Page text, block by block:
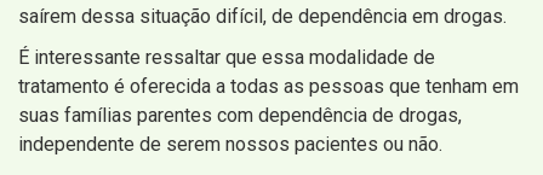
saírem dessa situação difícil, de dependência em drogas.
É interessante ressaltar que essa modalidade de
tratamento é oferecida a todas as pessoas que tenham em
suas famílias parentes com dependência de drogas,
independente de serem nossos pacientes ou não.